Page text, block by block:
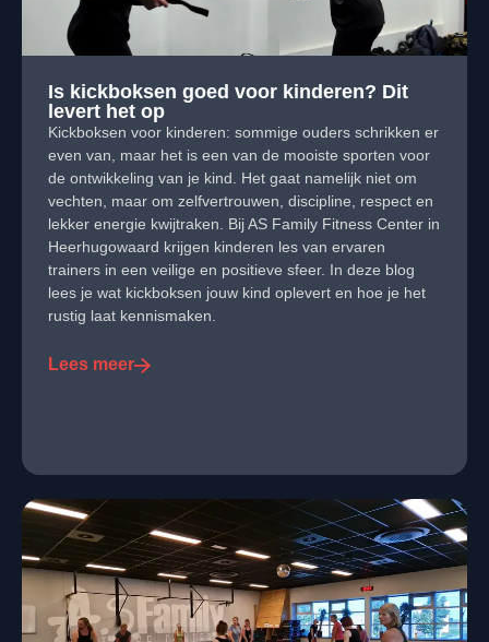
Is kickboksen goed voor kinderen? Dit
levert het op
Kickboksen voor kinderen: sommige ouders schrikken er
even van, maar het is een van de mooiste sporten voor
de ontwikkeling van je kind. Het gaat namelijk niet om
vechten, maar om zelfvertrouwen, discipline, respect en
lekker energie kwijtraken. Bij AS Family Fitness Center in
Heerhugowaard krijgen kinderen les van ervaren
trainers in een veilige en positieve sfeer. In deze blog
lees je wat kickboksen jouw kind oplevert en hoe je het
rustig laat kennismaken.
Lees meer